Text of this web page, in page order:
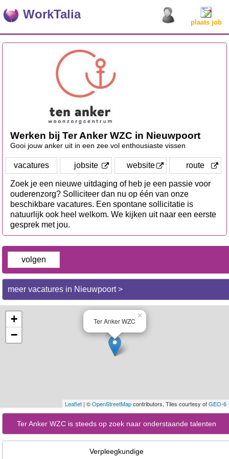
WorkTalia
plaats job
Werken bij Ter Anker WZC in Nieuwpoort
Gooi jouw anker uit in een zee vol enthousiaste vissen
vacatures jobsite website route
Zoek je een nieuwe uitdaging of heb je een passie voor
ouderenzorg? Solliciteer dan nu op één van onze
beschikbare vacatures. Een spontane sollicitatie is
natuurlijk ook heel welkom. We kijken uit naar een eerste
gesprek met jou.
volgen
meer vacatures in Nieuwpoort >
Ter Anker WZC
×
+
−
Leaflet | ©OpenStreetMapcontributors, Tiles courtesy ofGEO-6
Ter Anker WZC is steeds op zoek naar onderstaande talenten
Verpleegkundige